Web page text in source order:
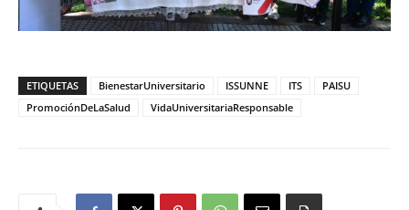
ETIQUETAS BienestarUniversitario ISSUNNE ITS
PAISU
PromociónDeLaSalud
VidaUniversitariaResponsable